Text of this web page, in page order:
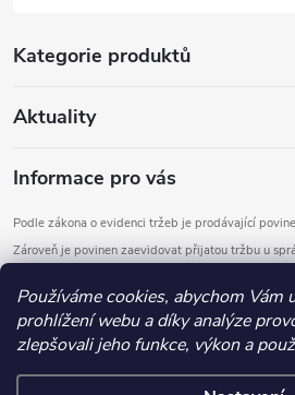
Používáme cookies, abychom Vám
prohlížení webu a díky analýze
zlepšovali jeho funkce, výkon a
Kategorie produktů
Aktuality
Informace pro vás
Podle zákona o evidenci tržeb je prodávající
Zároveň je povinen zaevidovat přijatou tržbu u
Copyright 2026DOMYS. Všechna práva